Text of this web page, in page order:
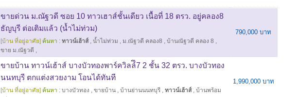
ขายด่วน ม.ณัฐวดี ซอย 10 ทาวเฮาส์ชั้นเดียว เนื้อที่ 18 ตรว. อยู่คลอง8
ธัญบุรี ต่อเติมแล้ว (น้ำไม่ท่วม)
[บ้าน ที่อยู่อาศัย] ค้นหา : ทาวน์เฮ้าส์, น้ำไม่ท่วม , ม.ณัฐวดี คลอง8 , บ้านณัฐวดี คลอง 8 ,
ขาย ม.ณัฐวดี ,
790,000 บาท
ขายบ้าน ทาวน์เฮ้าส์ บางบัวทองพาร์ควิลล์ึ7 2 ชั้น 32 ตรว. บางบัวทอง
นนทบุรี ตกแต่งสวยงาม โอนได้ทันที
[บ้าน ที่อยู่อาศัย] ค้นหา : บางบัวทอง , ขายบ้าน , บ้านย่านนนทบุรี , ทาวน์เฮ้าส์, บ้านพร้อม
1,990,000 บาท